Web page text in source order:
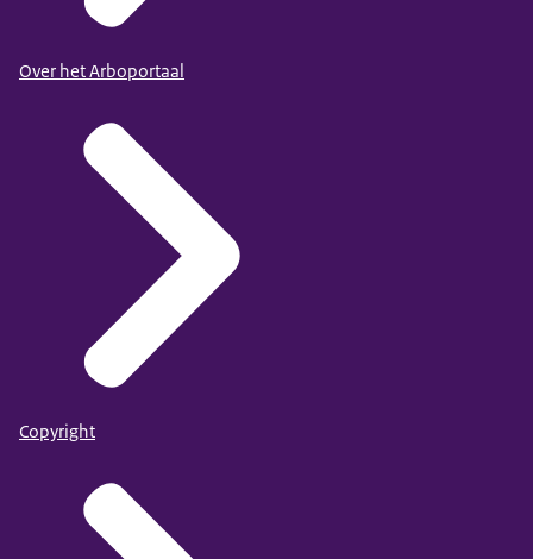
Over het Arboportaal
Copyright